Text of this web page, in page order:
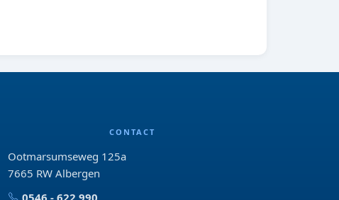
CONTACT
Ootmarsumseweg 125a
7665 RW Albergen
0546 - 622 990